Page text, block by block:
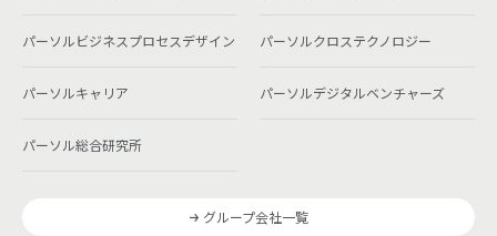
パーソルビジネスプロセスデザイン パーソルクロステクノロジー
パーソルキャリア パーソルデジタルベンチャーズ
パーソル総合研究所
グループ会社一覧